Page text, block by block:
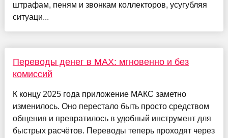
штрафам, пеням и звонкам коллекторов, усугубляя
ситуаци...
Переводы денег в MAX: мгновенно и без
комиссий
К концу 2025 года приложение МАКС заметно
изменилось. Оно перестало быть просто средством
общения и превратилось в удобный инструмент для
быстрых расчётов. Переводы теперь проходят через